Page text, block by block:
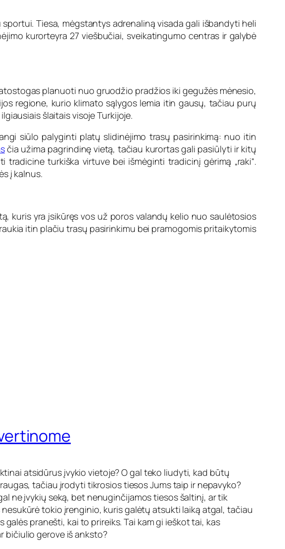
Tiesa, mėgstantys adrenaliną visada gali išbandyti heli
kurorteyra 27 viešbučiai, sveikatingumo centras ir galybė
planuoti nuo gruodžio pradžios iki gegužės mėnesio,
regione, kurio klimato sąlygos lemia itin gausų, tačiau purų
šlaitais visoje Turkijoje.
siūlo palyginti platų slidinėjimo trasų pasirinkimą: nuo itin
čia užima pagrindinę vietą, tačiau kurortas gali pasiūlyti ir kitų
turkiška virtuve bei išmėginti tradicinį gėrimą „raki“.
į kalnus.
kuris yra įsikūręs vos už poros valandų kelio nuo saulėtosios
itin plačiu trasų pasirinkimu bei pramogomis pritaikytomis
atsidūrus įvykio vietoje? O gal teko liudyti, kad būtų
tačiau įrodyti tikrosios tiesos Jums taip ir nepavyko?
ne įvykių seką, bet nenuginčijamos tiesos šaltinį, ar tik
tokio įrenginio, kuris galėtų atsukti laiką atgal, tačiau
pranešti, kai to prireiks. Tai kam gi ieškot tai, kas
bičiulio gerove iš anksto?